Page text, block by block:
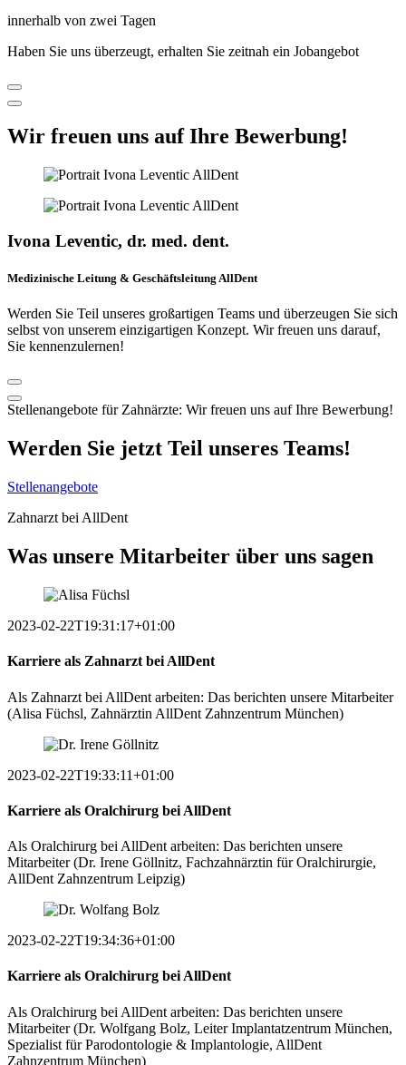
innerhalb von zwei Tagen
Haben Sie uns überzeugt, erhalten Sie zeitnah ein Jobangebot
Wir freuen uns auf Ihre Bewerbung!
Ivona Leventic, dr. med. dent.
Medizinische Leitung & Geschäftsleitung AllDent
Werden Sie Teil unseres großartigen Teams und überzeugen Sie sich
selbst von unserem einzigartigen Konzept. Wir freuen uns darauf,
Sie kennenzulernen!
Stellenangebote für Zahnärzte: Wir freuen uns auf Ihre Bewerbung!
Werden Sie jetzt Teil unseres Teams!
Stellenangebote
Zahnarzt bei AllDent
Was unsere Mitarbeiter über uns sagen
2023-02-22T19:31:17+01:00
Karriere als Zahnarzt bei AllDent
Als Zahnarzt bei AllDent arbeiten: Das berichten unsere Mitarbeiter
(Alisa Füchsl, Zahnärztin AllDent Zahnzentrum München)
2023-02-22T19:33:11+01:00
Karriere als Oralchirurg bei AllDent
Als Oralchirurg bei AllDent arbeiten: Das berichten unsere
Mitarbeiter (Dr. Irene Göllnitz, Fachzahnärztin für Oralchirurgie,
AllDent Zahnzentrum Leipzig)
2023-02-22T19:34:36+01:00
Karriere als Oralchirurg bei AllDent
Als Oralchirurg bei AllDent arbeiten: Das berichten unsere
Mitarbeiter (Dr. Wolfgang Bolz, Leiter Implantatzentrum München,
Spezialist für Parodontologie & Implantologie, AllDent
Zahnzentrum München)